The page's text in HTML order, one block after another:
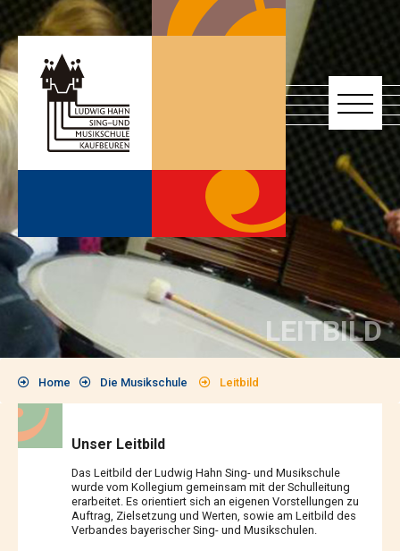
LEITBILD
Home Die Musikschule Leitbild
Unser Leitbild
Das Leitbild der Ludwig Hahn Sing- und Musikschule
wurde vom Kollegium gemeinsam mit der Schulleitung
erarbeitet. Es orientiert sich an eigenen Vorstellungen zu
Auftrag, Zielsetzung und Werten, sowie am Leitbild des
Verbandes bayerischer Sing- und Musikschulen.